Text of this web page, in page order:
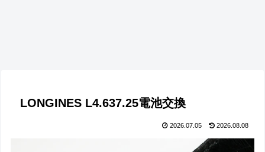
LONGINES L4.637.25電池交換
2026.07.05 2026.08.08